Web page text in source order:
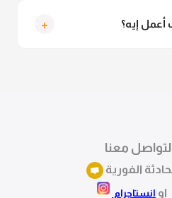
إيه؟ +
معنا
الفورية
او انستاجرام